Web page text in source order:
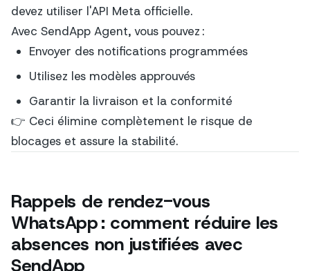
devez utiliser l'API Meta officielle.
Avec SendApp Agent, vous pouvez :
Envoyer des notifications programmées
Utilisez les modèles approuvés
Garantir la livraison et la conformité
👉 Ceci élimine complètement le risque de
blocages et assure la stabilité.
Rappels de rendez-vous
WhatsApp : comment réduire les
absences non justifiées avec
SendApp